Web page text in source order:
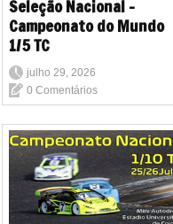
Seleção Nacional -
Campeonato do Mundo
1/5 TC
julho 29, 2026
0 Comentários